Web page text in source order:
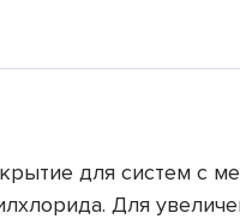
для систем с
Для